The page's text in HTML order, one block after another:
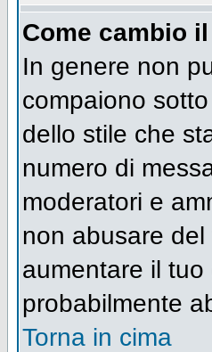
Come cambio
In genere non
compaiono
dello stile che
numero di
moderatori e
non abusare
aumentare il
probabilmente
Torna in cima